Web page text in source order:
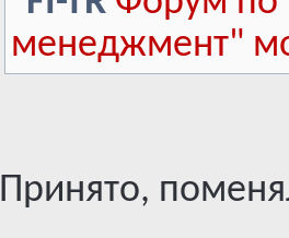
менеджмент"
Принято,